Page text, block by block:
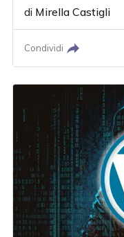
di Mirella Castigli
Condividi